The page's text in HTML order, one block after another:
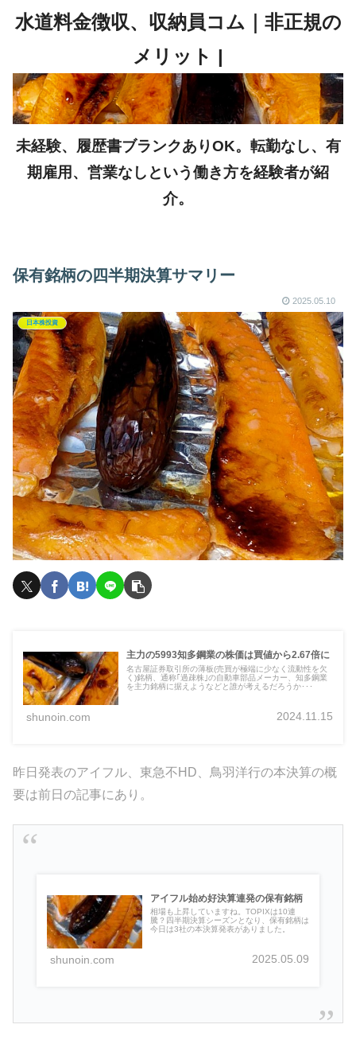
未経験、履歴書ブランクありOK。転勤なし、有
期雇用、営業なしという働き方を経験者が紹
介。
保有銘柄の四半期決算サマリー
2025.05.10
日本株投資
主力の5993知多鋼業の株価は買値から2.67倍に
名古屋証券取引所の薄板(売買が極端に少なく流動性を欠
く)銘柄、通称｢過疎株｣の自動車部品メーカー、知多鋼業
を主力銘柄に据えようなどと誰が考えるだろうか･･･
shunoin.com 2024.11.15
昨日発表のアイフル、東急不HD、鳥羽洋行の本決算の概
要は前日の記事にあり。
アイフル始め好決算連発の保有銘柄
相場も上昇していますね。TOPIXは10連
騰？四半期決算シーズンとなり、保有銘柄は
今日は3社の本決算発表がありました。
shunoin.com 2025.05.09